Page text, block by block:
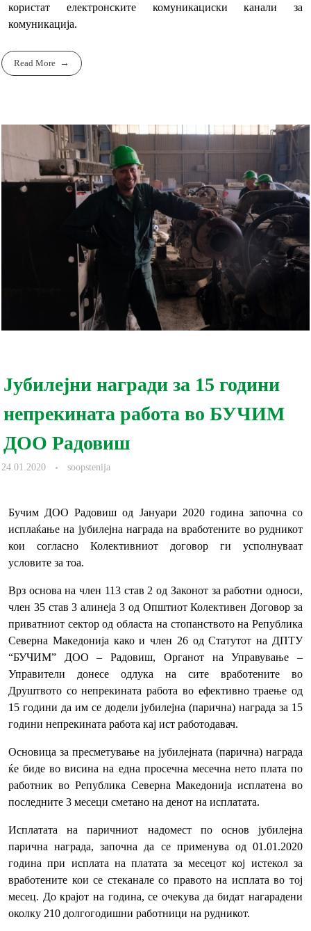
користат електронските комуникациски канали за
комуникација.
Read More
Јубилејни награди за 15 години
непрекината работа во БУЧИМ
ДОО Радовиш
24.01.2020 soopstenija
Бучим ДОО Радовиш од Јануари 2020 година започна со
исплаќање на јубилејна награда на вработените во рудникот
кои согласно Колективниот договор ги усполнуваат
условите за тоа.
Врз основа на член 113 став 2 од Законот за работни односи,
член 35 став 3 алинеја 3 од Општиот Колективен Договор за
приватниот сектор од областа на стопанството на Република
Северна Македонија како и член 26 од Статутот на ДПТУ
“БУЧИМ” ДОО – Радовиш, Органот на Управување –
Управители донесе одлука на сите вработените во
Друштвото со непрекината работа во ефективно траење од
15 години да им се додели јубилејна (парична) награда за 15
години непрекината работа кај ист работодавач.
Основица за пресметување на јубилејната (парична) награда
ќе биде во висина на една просечна месечна нето плата по
работник во Република Северна Македонија исплатена во
последните 3 месеци сметано на денот на исплатата.
Исплатата на паричниот надомест по основ јубилејна
парична награда, започна да се применува од 01.01.2020
година при исплата на платата за месецот кој истекол за
вработените кои се стеканале со правото на исплата во тој
месец. До крајот на година, се очекува да бидат нагарадени
околку 210 долгогодишни работници на рудникот.